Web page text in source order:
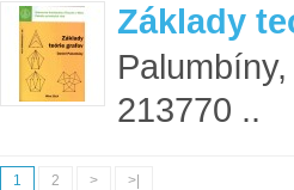
Základy
213770 ..
1 2 > >|